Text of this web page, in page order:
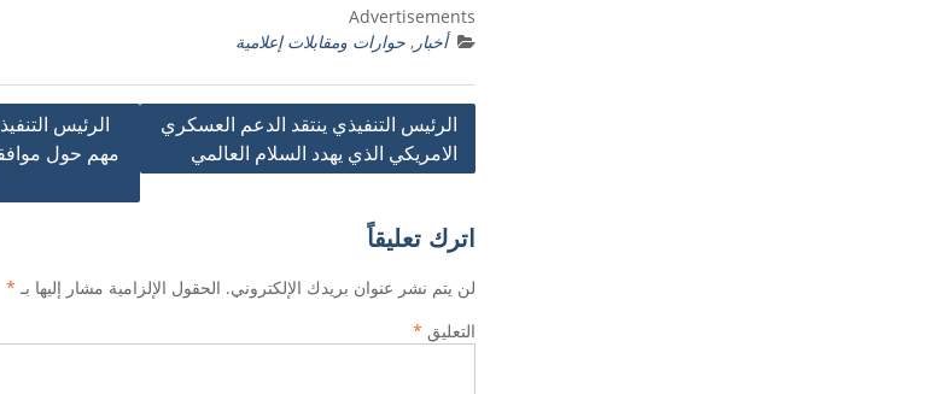
Advertisements
أخبار,حوارات ومقابلات إعلامية
تصفّح
المقالات
الرئيس التنفيذي ينتقد الدعم العسكري
الامريكي الذي يهدد السلام العالمي
الرئيس
مهم حول
اترك تعليقاً
لن يتم نشر عنوان بريدك الإلكتروني. الحقول الإلزامية مشار إليها بـ *
التعليق *